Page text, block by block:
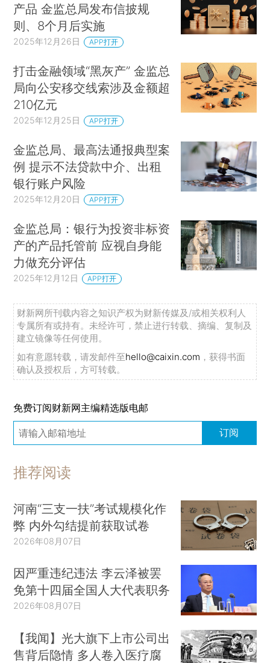
产品 金监总局发布信披规
则、8个月后实施
2025年12月26日 APP打开
打击金融领域“黑灰产” 金监总
局向公安移交线索涉及金额超
210亿元
2025年12月25日 APP打开
金监总局、最高法通报典型案
例 提示不法贷款中介、出租
银行账户风险
2025年12月20日 APP打开
金监总局：银行为投资非标资
产的产品托管前 应视自身能
力做充分评估
2025年12月12日 APP打开
财新网所刊载内容之知识产权为财新传媒及/或相关权利人
专属所有或持有。未经许可，禁止进行转载、摘编、复制及
建立镜像等任何使用。
如有意愿转载，请发邮件至hello@caixin.com ，获得书面
确认及授权后，方可转载。
免费订阅财新网主编精选版电邮
订阅
推荐阅读
河南“三支一扶”考试规模化作
弊 内外勾结提前获取试卷
2026年08月07日
因严重违纪违法 李云泽被罢
免第十四届全国人大代表职务
2026年08月07日
【我闻】光大旗下上市公司出
售背后隐情 多人卷入医疗腐